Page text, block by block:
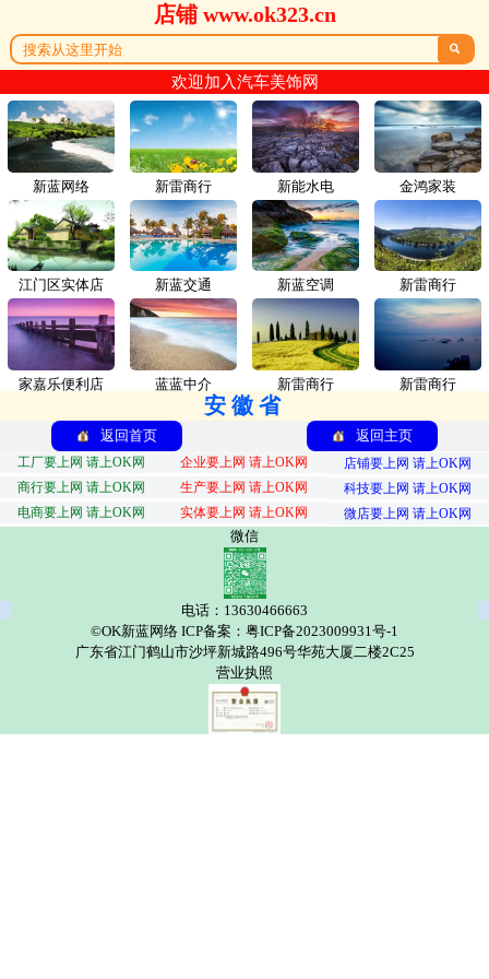
店铺 www.ok323.cn

欢迎加入汽车美饰网
新蓝网络 新雷商行
江门区实体店 新蓝交通
家嘉乐便利店 蓝蓝中介
新能水电 金鸿家装
新蓝空调 新雷商行
新雷商行 新雷商行
安徽省
返回首页 返回主页
工厂要上网 请上OK网 企业要上网 请上OK网
店铺要上网 请上OK网
商行要上网 请上OK网
生产要上网 请上OK网
科技要上网 请上OK网
电商要上网 请上OK网
实体要上网 请上OK网 微店要上网 请上OK网
微信
电话：13630466663
©OK新蓝网络 ICP备案：粤ICP备2023009931号-1
广东省江门鹤山市沙坪新城路496号华苑大厦二楼2C25
营业执照